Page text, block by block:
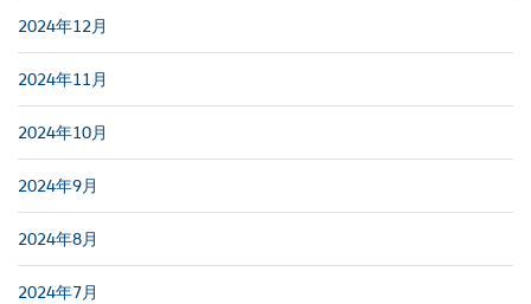
2024年12月
2024年11月
2024年10月
2024年9月
2024年8月
2024年7月